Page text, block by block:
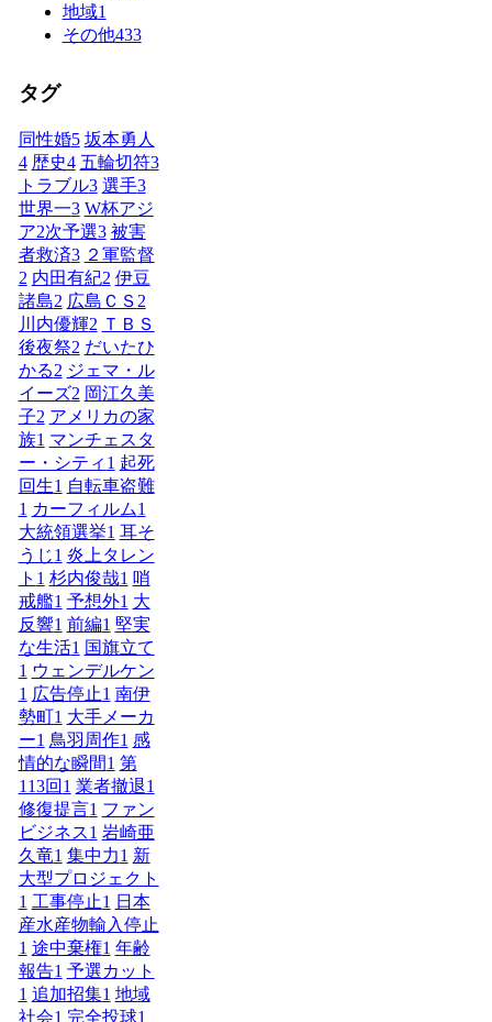
地域1
その他433
タグ
同性婚5 坂本勇人
4 歴史4 五輪切符3
トラブル3 選手3
世界一3 W杯アジ
ア2次予選3 被害
者救済3 ２軍監督
2 内田有紀2 伊豆
諸島2 広島ＣＳ 2
川内優輝2 ＴＢＳ
後夜祭2 だいたひ
かる2 ジェマ・ル
イーズ2 岡江久美
子2 アメリカの家
族1 マンチェスタ
ー・シティ 1 起死
回生1 自転車盗難
1 カーフィルム1
大統領選挙1 耳そ
うじ1 炎上タレン
ト 1 杉内俊哉1 哨
戒艦1 予想外1 大
反響1 前編1 堅実
な生活1 国旗立て
1 ウェンデルケン
1 広告停止1 南伊
勢町1 大手メーカ
ー1 鳥羽周作1 感
情的な瞬間1 第
113回 1 業者撤退1
修復提言1 ファン
ビジネス1 岩崎亜
久竜1 集中力1 新
大型プロジェクト
1 工事停止1 日本
産水産物輸入停止
1 途中棄権1 年齢
報告1 予選カット
1 追加招集1 地域
社会1 完全投球1